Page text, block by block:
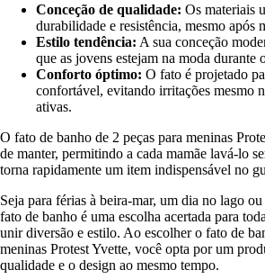
Conceção de qualidade: Os materiais
durabilidade e resistência, mesmo após
Estilo tendência: A sua conceção
que as jovens estejam na moda durante
Conforto óptimo: O fato é projetado
confortável, evitando irritações mesmo
ativas.
O fato de banho de 2 peças para meninas
de manter, permitindo a cada mamãe lavá-lo
torna rapidamente um item indispensável no
Seja para férias à beira-mar, um dia no lago ou
fato de banho é uma escolha acertada para
unir diversão e estilo. Ao escolher o fato de
meninas Protest Yvette, você opta por um
qualidade e o design ao mesmo tempo.